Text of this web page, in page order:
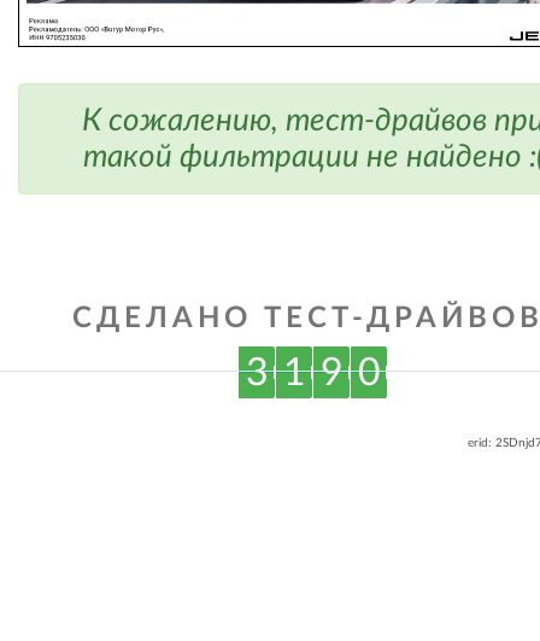
К сожалению, тест-драйвов
такой фильтрации не найдено
СДЕЛАНО ТЕСТ-
3 1 9 0
erid: